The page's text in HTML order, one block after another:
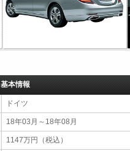
基本情報
ドイツ
18年03月～18年08月
1147万円（税込）